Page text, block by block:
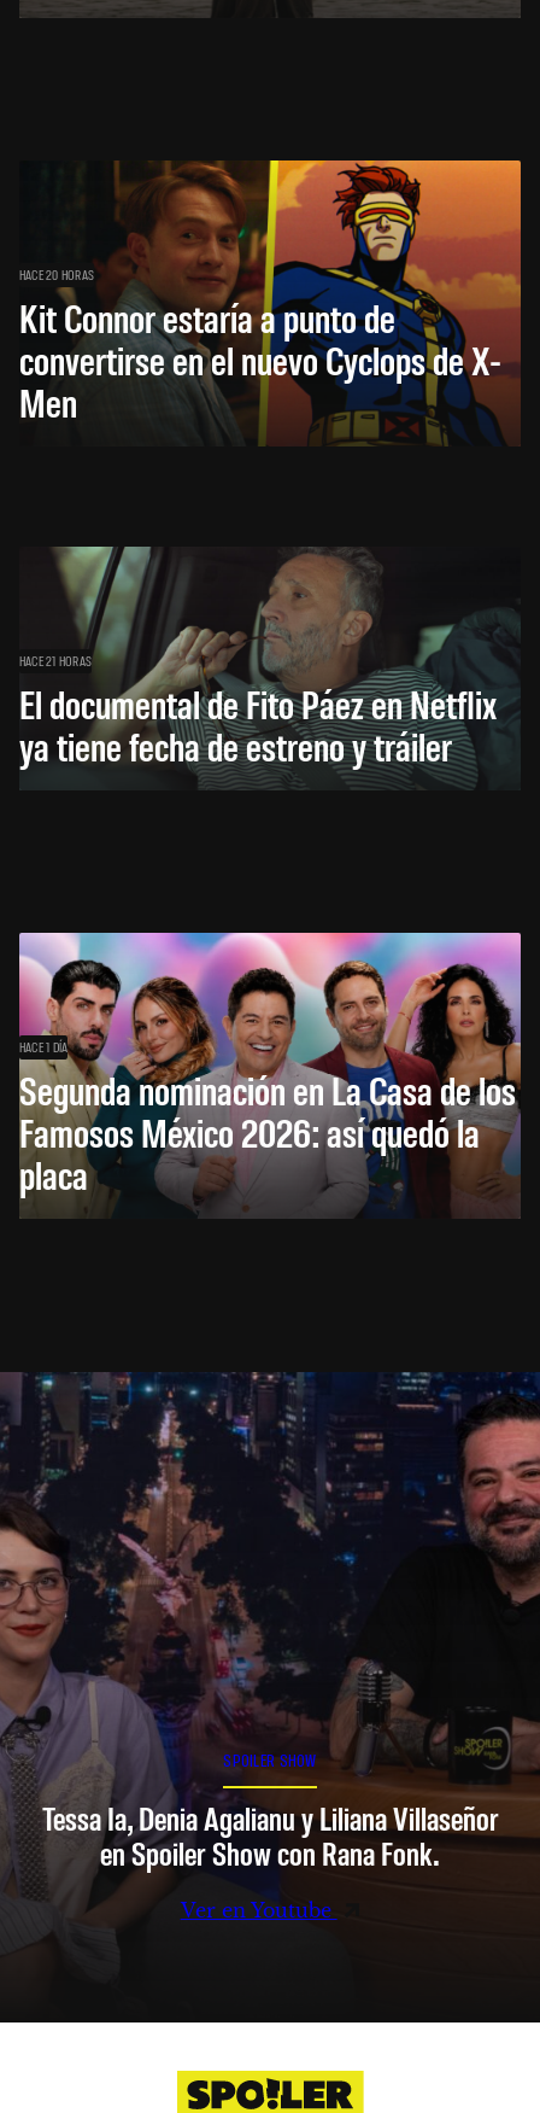
HACE 20 HORAS
Kit Connor estaría a punto de
convertirse en el nuevo Cyclops de X-
Men
HACE 21 HORAS
El documental de Fito Páez en Netflix
ya tiene fecha de estreno y tráiler
HACE 1 DÍA
Segunda nominación en La Casa de los
Famosos México 2026: así quedó la
placa
SPOILER SHOW
Tessa Ia, Denia Agalianu y Liliana Villaseñor
en Spoiler Show con Rana Fonk.
Ver en Youtube